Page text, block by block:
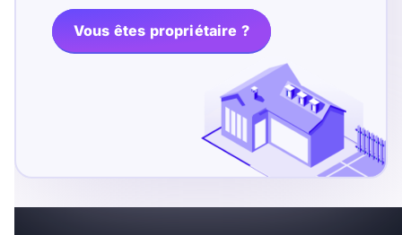
T11 T12
T14 T15
Vous êtes propriétaire ?